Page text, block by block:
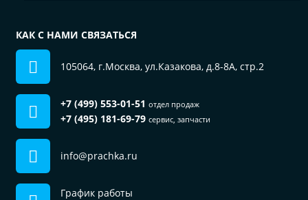
КАК С НАМИ СВЯЗАТЬСЯ
105064, г.Москва, ул.Казакова, д.8-8А, стр.2
+7 (499) 553-01-51 отдел продаж
+7 (495) 181-69-79 сервис, запчасти
info@prachka.ru
График работы